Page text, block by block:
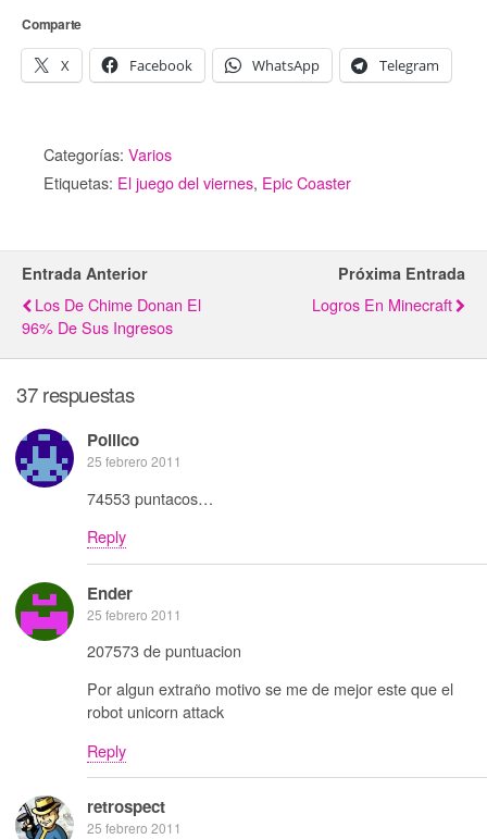
Comparte
X Facebook WhatsApp Telegram
Categorías: Varios
Etiquetas: El juego del viernes, Epic Coaster
Entrada Anterior
Los De Chime Donan El
96% De Sus Ingresos
Próxima Entrada
Logros En Minecraft
37 respuestas
Pollico
25 febrero 2011
74553 puntacos…
Reply
Ender
25 febrero 2011
207573 de puntuacion
Por algun extraño motivo se me de mejor este que el
robot unicorn attack
Reply
retrospect
25 febrero 2011